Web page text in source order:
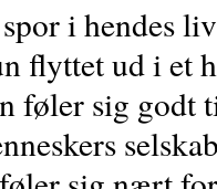
i hendes
flyttet ud i et
føler sig godt